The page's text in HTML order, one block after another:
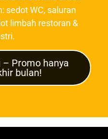
sedot WC, saluran
limbah restoran &
– Promo hanya
bulan!